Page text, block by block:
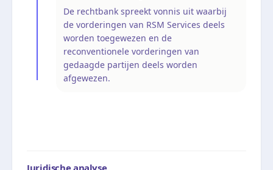
De rechtbank spreekt vonnis uit waarbij
de vorderingen van RSM Services deels
worden toegewezen en de
reconventionele vorderingen van
gedaagde partijen deels worden
afgewezen.
Juridische analyse